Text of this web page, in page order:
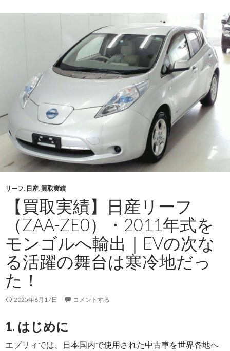
産
リ
ー
フ
（ZAA-
ZE0）
を
モ
ゴ
ル
へ
｜
EV
の
新
た
な
性
リーフ, 日産, 買取実績
【買取実績】日産リーフ
（ZAA-ZE0）・2011年式を
モンゴルへ輸出｜EVの次な
る活躍の舞台は寒冷地だっ
た！
2025年6月17日 コメントする
1. はじめに
エブリィでは、日本国内で使用された中古車を世界各地へ